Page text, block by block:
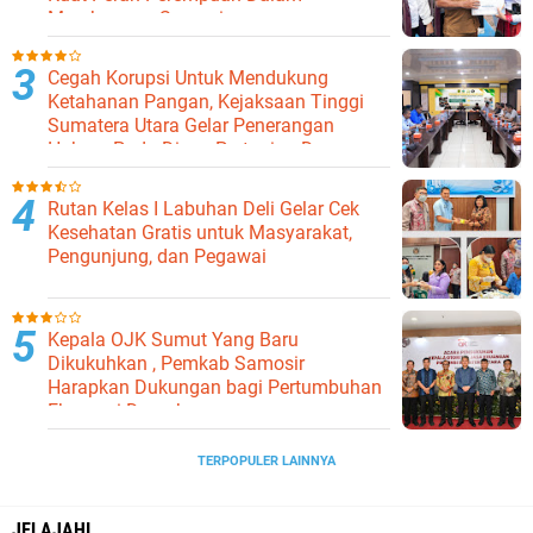
Membangun Samosir.
Cegah Korupsi Untuk Mendukung
Ketahanan Pangan, Kejaksaan Tinggi
Sumatera Utara Gelar Penerangan
Hukum Pada Dinas Pertanian Dan
Ketahanan Pangan
Rutan Kelas I Labuhan Deli Gelar Cek
Kesehatan Gratis untuk Masyarakat,
Pengunjung, dan Pegawai
Kepala OJK Sumut Yang Baru
Dikukuhkan , Pemkab Samosir
Harapkan Dukungan bagi Pertumbuhan
Ekonomi Daerah
TERPOPULER LAINNYA